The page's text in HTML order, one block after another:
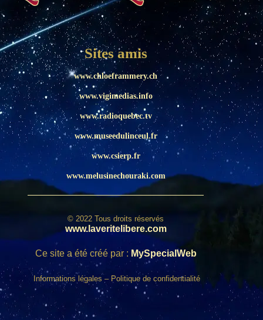
Sites amis
www.chloeframmery.ch
www.vigimedias.info
www.radioquebec.tv
www.museedulinceul.fr
www.csierp.fr
www.melusinechouraki.com
© 2022 Tous droits réservés
www.laveritelibere.com
Ce site a été créé par : MySpecialWeb
Informations légales– Politique de confidentialité